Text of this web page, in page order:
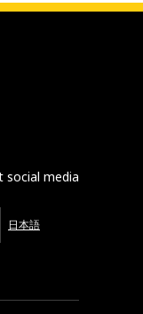
social media
日本語